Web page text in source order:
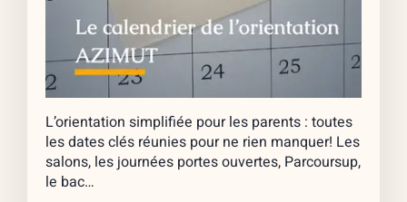
L’orientation simplifiée pour les parents : toutes
les dates clés réunies pour ne rien manquer! Les
salons, les journées portes ouvertes, Parcoursup,
le bac…